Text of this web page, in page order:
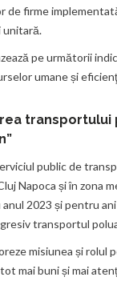
firme
unitară.
pe următorii
umane și
public de
Napoca și în zona
2023 și pentru
transportul
misiunea și
mai buni și mai